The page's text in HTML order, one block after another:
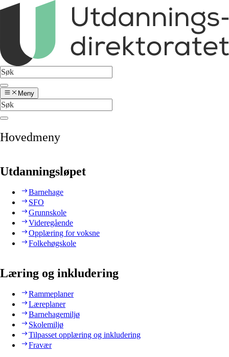
Meny
Hovedmeny
Utdanningsløpet
Barnehage
SFO
Grunnskole
Videregående
Opplæring for voksne
Folkehøgskole
Læring og inkludering
Rammeplaner
Læreplaner
Barnehagemiljø
Skolemiljø
Tilpasset opplæring og inkludering
Fravær